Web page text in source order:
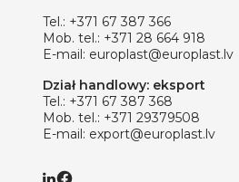
Tel.: +371 67 387 366
Mob. tel.: +371 28 664 918
E-mail: europlast@europlast.lv
Dział handlowy: eksport
Tel.: +371 67 387 368
Mob. tel.: +371 29379508
E-mail: export@europlast.lv